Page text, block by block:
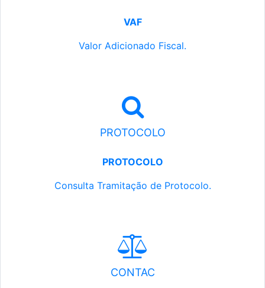
VAF
Valor Adicionado Fiscal.
PROTOCOLO
PROTOCOLO
Consulta Tramitação de Protocolo.
CONTAC